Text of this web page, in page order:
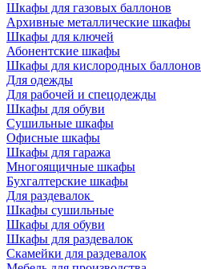
Шкафы для газовых баллонов
Архивные металлические шкафы
Шкафы для ключей
Абонентские шкафы
Шкафы для кислородных баллонов
Для одежды
Для рабочей и спецодежды
Шкафы для обуви
Сушильные шкафы
Офисные шкафы
Шкафы для гаража
Многоящичные шкафы
Бухгалтерские шкафы
Для раздевалок
Шкафы сушильные
Шкафы для обуви
Шкафы для раздевалок
Скамейки для раздевалок